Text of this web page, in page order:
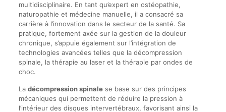
multidisciplinaire. En tant qu’expert en ostéopathie,
naturopathie et médecine manuelle, il a consacré sa
carrière à l’innovation dans le secteur de la santé. Sa
pratique, fortement axée sur la gestion de la douleur
chronique, s’appuie également sur l’intégration de
technologies avancées telles que la décompression
spinale, la thérapie au laser et la thérapie par ondes de
choc.
La décompression spinalese base sur des principes
mécaniques qui permettent de réduire la pression à
l’intérieur des disques intervertébraux, favorisant ainsi la